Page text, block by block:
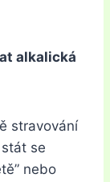
alkalická
stravování
se
nebo